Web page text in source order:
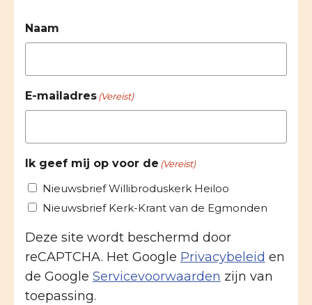
Naam
E-mailadres (Vereist)
Ik geef mij op voor de (Vereist)
Nieuwsbrief Willibroduskerk Heiloo
Nieuwsbrief Kerk-Krant van de Egmonden
Deze site wordt beschermd door
reCAPTCHA. Het Google Privacybeleid en
de Google Servicevoorwaarden zijn van
toepassing.